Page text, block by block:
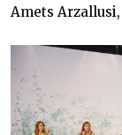
Amets